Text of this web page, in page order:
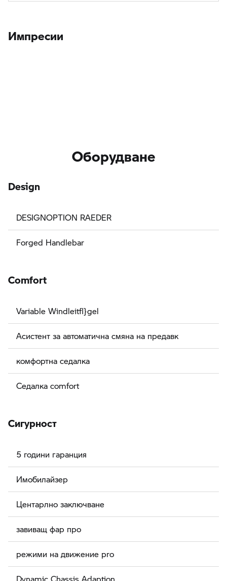
Импресии
Оборудване
Design
DESIGNOPTION RAEDER
Forged Handlebar
Comfort
Variable Windleitfl}gel
Асистент за автоматична смяна на предавк
комфортна седалка
Седалка comfort
Сигурност
5 години гаранция
Имобилайзер
Центарлно заключване
завиващ фар про
режими на движение pro